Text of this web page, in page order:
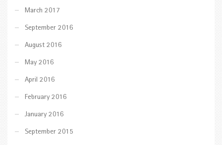
March 2017
September 2016
August 2016
May 2016
April 2016
February 2016
January 2016
September 2015